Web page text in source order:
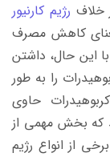
خلاف رژیم کارنیور
کاهش مصرف
از 130 گرم است. با این حال، داشتن
را به طور
حاوی
که بخش مهمی از
از انواع رژیم